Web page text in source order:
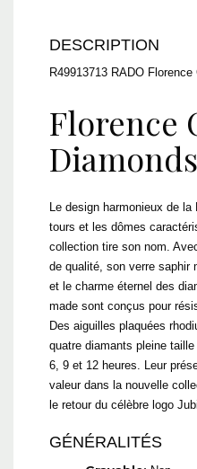
DESCRIPTION
R49913713 RADO
Florence
Diamonds
Le design harmonieux de
tours et les dômes
collection tire son nom.
de qualité, son verre saphir
et le charme éternel des
made sont conçus pour
Des aiguilles plaquées
quatre diamants pleine
6, 9 et 12 heures. Leur
valeur dans la nouvelle
le retour du célèbre logo
GÉNÉRALITÉS